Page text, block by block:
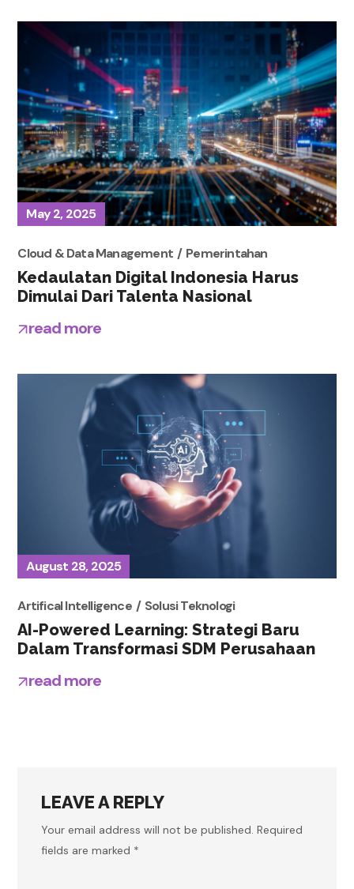
May 2, 2025
Cloud & Data Management Pemerintahan
Kedaulatan Digital Indonesia Harus
Dimulai Dari Talenta Nasional
read more
August 28, 2025
Artifical Intelligence Solusi Teknologi
AI-Powered Learning: Strategi Baru
Dalam Transformasi SDM Perusahaan
read more
LEAVE A REPLY
Your email address will not be published. Required
fields are marked *